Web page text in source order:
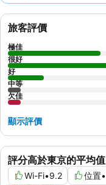
評分高於東京的平均值
Wi-Fi•9.2 位置•
旅客評價
極佳
很好
好
中等
欠佳
顯示評價